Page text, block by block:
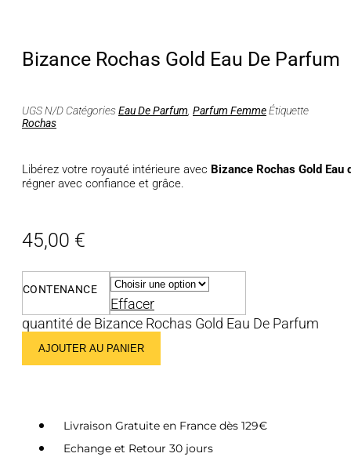
Bizance Rochas Gold Eau De Parfum
UGSN/D CatégoriesEau De Parfum Parfum FemmeÉtiquette
Rochas
Libérez votre royauté intérieure avec Bizance Rochas Gold Eau
régner avec confiance et grâce.
45,00 €
CONTENANCE
Effacer
quantité de Bizance Rochas Gold Eau De Parfum
AJOUTER AU PANIER
Livraison Gratuite en France dès 129€
Echange et Retour 30 jours